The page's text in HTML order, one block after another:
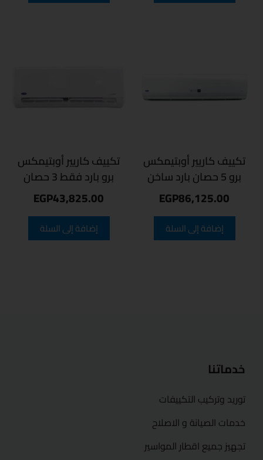
تكييف كاريير أوبتيمكس
برو 5 حصان بارد ساخن
EGP86,125.00
إضافة إلى السلة
تكييف كاريير أوبتيمكس
برو بارد فقط 3 حصان
EGP43,825.00
إضافة إلى السلة
خدماتنا
توريد وتركيب التكييفات
خدمات الصيانة و الاصلاح
تجهيز جميع اقطار المواسير